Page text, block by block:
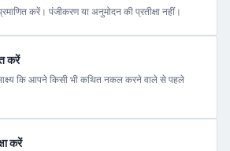
करें। पंजीकरण या अनुमोदन की प्रतीक्षा नहीं।
करें
कि आपने किसी भी कथित नकल करने वाले से पहले
करें